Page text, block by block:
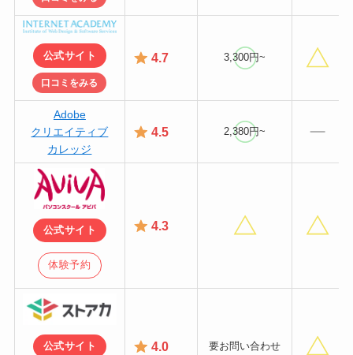
公式サイト
口コミをみる
4.7 3,300円~
Adobe
クリエイティブ
カレッジ
4.5 2,380円~
公式サイト
体験予約
4.3
公式サイト 4.0 要お問い合わせ